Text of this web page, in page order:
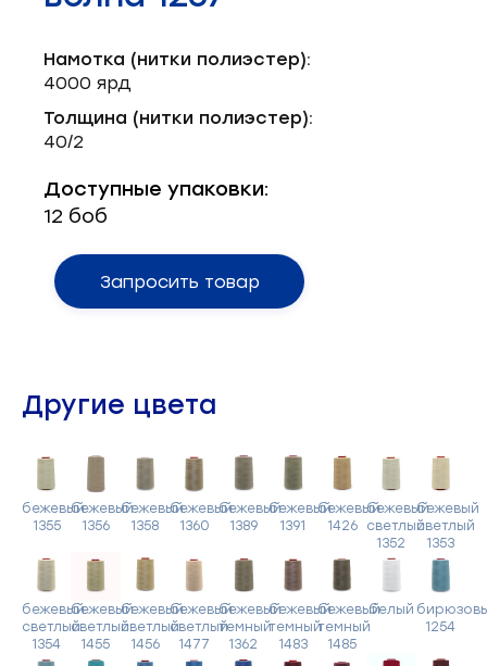
Запчасти: иглы
Нетканые материалы
Намотка (нитки полиэстер):
4000 ярд
Толщина (нитки полиэстер):
40/2
Доступные упаковки:
12 боб
Запросить товар
Другие цвета
бежевый
1355
бежевый
1356
бежевый
1358
бежевый
1360
бежевый
1389
бежевый
1391
бежевый
1426
бежевый
светлый
1352
бежевый
светлый
1353
бежевый
светлый
1354
бежевый
светлый
1455
бежевый
светлый
1456
бежевый
светлый
1477
бежевый
темный
1362
бежевый
темный
1483
бежевый
темный
1485
белый
1254